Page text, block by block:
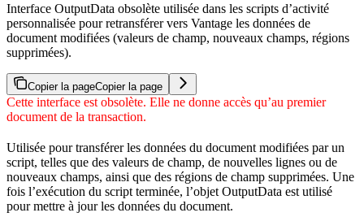
Interface OutputData obsolète utilisée dans les scripts d’activité
personnalisée pour retransférer vers Vantage les données de
document modifiées (valeurs de champ, nouveaux champs, régions
supprimées).
Copier la pageCopier la page
Cette interface est obsolète. Elle ne donne accès qu’au premier
document de la transaction.
Utilisée pour transférer les données du document modifiées par un
script, telles que des valeurs de champ, de nouvelles lignes ou de
nouveaux champs, ainsi que des régions de champ supprimées. Une
fois l’exécution du script terminée, l’objet OutputData est utilisé
pour mettre à jour les données du document.